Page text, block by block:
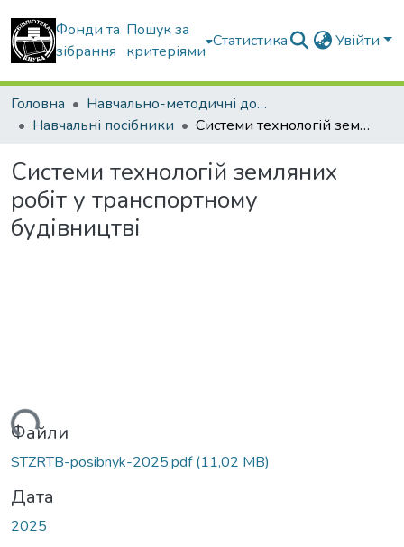
Фонди та
зібрання
Пошук за
критеріями
Статистика Увійти
Головна
Навчально-методичні документи
Навчальні посібники
Системи технологій земляних робіт у транспортному будівництві
Системи технологій земляних
робіт у транспортному
будівництві
Файли
STZRTB-posibnyk-2025.pdf(11,02 MB)
Дата
2025